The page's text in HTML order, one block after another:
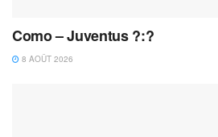
Como – Juventus ?:?
8 AOÛT 2026